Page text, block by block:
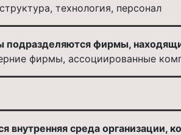
технология, персонал
подразделяются фирмы,
фирмы, ассоциированные
внутренняя среда